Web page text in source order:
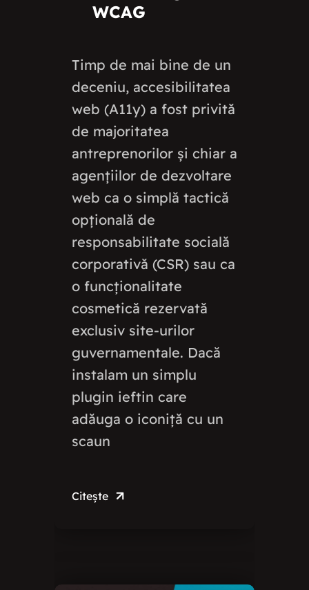
WCAG
Timp de mai bine de un
deceniu, accesibilitatea
web (A11y) a fost privită
de majoritatea
antreprenorilor și chiar a
agențiilor de dezvoltare
web ca o simplă tactică
opțională de
responsabilitate socială
corporativă (CSR) sau ca
o funcționalitate
cosmetică rezervată
exclusiv site-urilor
guvernamentale. Dacă
instalam un simplu
plugin ieftin care
adăuga o iconiță cu un
scaun
Citește